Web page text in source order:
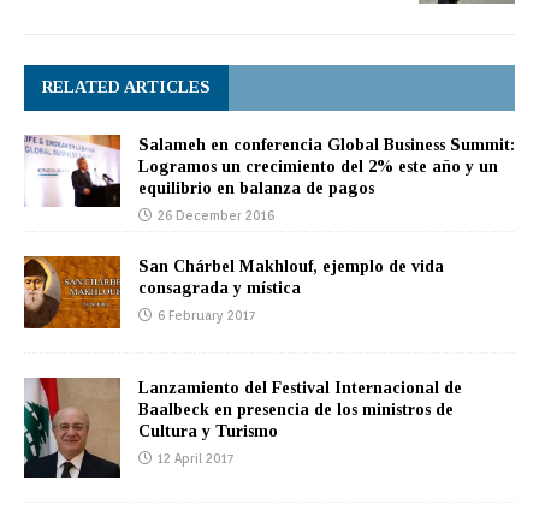
RELATED ARTICLES
Salameh en conferencia Global Business Summit:
Logramos un crecimiento del 2% este año y un
equilibrio en balanza de pagos
26 December 2016
San Chárbel Makhlouf, ejemplo de vida
consagrada y mística
6 February 2017
Lanzamiento del Festival Internacional de
Baalbeck en presencia de los ministros de
Cultura y Turismo
12 April 2017